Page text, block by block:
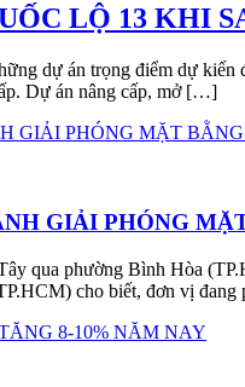
LỘ 13 KHI
dự án trọng điểm dự
Dự án nâng cấp, mở […]
GIẢI PHÓNG
qua phường Bình Hòa
cho biết, đơn vị